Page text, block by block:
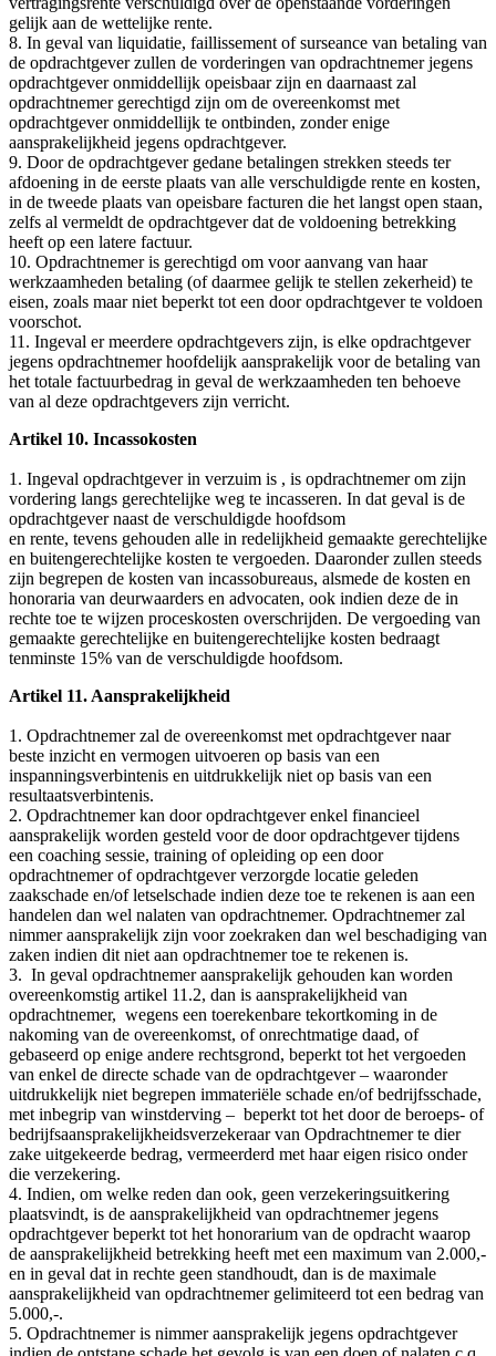
gelijk aan de wettelijke rente.
8. In geval van liquidatie, faillissement of surseance van betaling van
de opdrachtgever zullen de vorderingen van opdrachtnemer jegens
opdrachtgever onmiddellijk opeisbaar zijn en daarnaast zal
opdrachtnemer gerechtigd zijn om de overeenkomst met
opdrachtgever onmiddellijk te ontbinden, zonder enige
aansprakelijkheid jegens opdrachtgever.
9. Door de opdrachtgever gedane betalingen strekken steeds ter
afdoening in de eerste plaats van alle verschuldigde rente en kosten,
in de tweede plaats van opeisbare facturen die het langst open staan,
zelfs al vermeldt de opdrachtgever dat de voldoening betrekking
heeft op een latere factuur.
10. Opdrachtnemer is gerechtigd om voor aanvang van haar
werkzaamheden betaling (of daarmee gelijk te stellen zekerheid) te
eisen, zoals maar niet beperkt tot een door opdrachtgever te voldoen
voorschot.
11. Ingeval er meerdere opdrachtgevers zijn, is elke opdrachtgever
jegens opdrachtnemer hoofdelijk aansprakelijk voor de betaling van
het totale factuurbedrag in geval de werkzaamheden ten behoeve
van al deze opdrachtgevers zijn verricht.
Artikel 10. Incassokosten
1. Ingeval opdrachtgever in verzuim is , is opdrachtnemer om zijn
vordering langs gerechtelijke weg te incasseren. In dat geval is de
opdrachtgever naast de verschuldigde hoofdsom
en rente, tevens gehouden alle in redelijkheid gemaakte gerechtelijke
en buitengerechtelijke kosten te vergoeden. Daaronder zullen steeds
zijn begrepen de kosten van incassobureaus, alsmede de kosten en
honoraria van deurwaarders en advocaten, ook indien deze de in
rechte toe te wijzen proceskosten overschrijden. De vergoeding van
gemaakte gerechtelijke en buitengerechtelijke kosten bedraagt
tenminste 15% van de verschuldigde hoofdsom.
Artikel 11. Aansprakelijkheid
1. Opdrachtnemer zal de overeenkomst met opdrachtgever naar
beste inzicht en vermogen uitvoeren op basis van een
inspanningsverbintenis en uitdrukkelijk niet op basis van een
resultaatsverbintenis.
2. Opdrachtnemer kan door opdrachtgever enkel financieel
aansprakelijk worden gesteld voor de door opdrachtgever tijdens
een coaching sessie, training of opleiding op een door
opdrachtnemer of opdrachtgever verzorgde locatie geleden
zaakschade en/of letselschade indien deze toe te rekenen is aan een
handelen dan wel nalaten van opdrachtnemer. Opdrachtnemer zal
nimmer aansprakelijk zijn voor zoekraken dan wel beschadiging van
zaken indien dit niet aan opdrachtnemer toe te rekenen is.
3. In geval opdrachtnemer aansprakelijk gehouden kan worden
overeenkomstig artikel 11.2, dan is aansprakelijkheid van
opdrachtnemer, wegens een toerekenbare tekortkoming in de
nakoming van de overeenkomst, of onrechtmatige daad, of
gebaseerd op enige andere rechtsgrond, beperkt tot het vergoeden
van enkel de directe schade van de opdrachtgever – waaronder
uitdrukkelijk niet begrepen immateriële schade en/of bedrijfsschade,
met inbegrip van winstderving – beperkt tot het door de beroeps- of
bedrijfsaansprakelijkheidsverzekeraar van Opdrachtnemer te dier
zake uitgekeerde bedrag, vermeerderd met haar eigen risico onder
die verzekering.
4. Indien, om welke reden dan ook, geen verzekeringsuitkering
plaatsvindt, is de aansprakelijkheid van opdrachtnemer jegens
opdrachtgever beperkt tot het honorarium van de opdracht waarop
de aansprakelijkheid betrekking heeft met een maximum van 2.000,-
en in geval dat in rechte geen standhoudt, dan is de maximale
aansprakelijkheid van opdrachtnemer gelimiteerd tot een bedrag van
5.000,-.
5. Opdrachtnemer is nimmer aansprakelijk jegens opdrachtgever